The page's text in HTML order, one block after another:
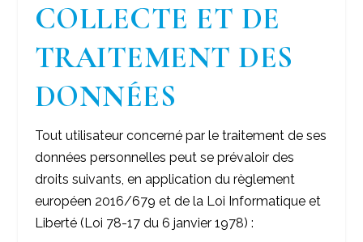
COLLECTE ET DE
TRAITEMENT DES
DONNÉES
Tout utilisateur concerné par le traitement de ses
données personnelles peut se prévaloir des
droits suivants, en application du règlement
européen 2016/679 et de la Loi Informatique et
Liberté (Loi 78-17 du 6 janvier 1978) :